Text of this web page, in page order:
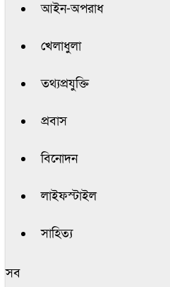
আইন-অপরাধ
খেলাধুলা
তথ্যপ্রযুক্তি
প্রবাস
বিনোদন
লাইফস্টাইল
সাহিত্য
সব